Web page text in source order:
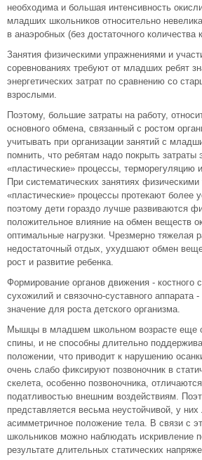
необходима и большая интенсивность
младших школьников относительно
в анаэробных (без достаточного количества
Занятия физическими упражнениями и
соревнованиях требуют от младших ребят
энергетических затрат по сравнению со
взрослыми.
Поэтому, большие затраты на работу,
основного обмена, связанный с ростом
учитывать при организации занятий с
помнить, что ребятам надо покрыть затраты
«пластические» процессы, терморегуляцию
При систематических занятиях
«пластические» процессы протекают более
поэтому дети гораздо лучше развиваются
положительное влияние на обмен веществ
оптимальные нагрузки. Чрезмерно тяжелая
недостаточный отдых, ухудшают обмен
рост и развитие ребенка.
Формирование органов движения - костного
сухожилий и связочно-суставного аппарата
значение для роста детского организма.
Мышцы в младшем школьном возрасте еще
спины, и не способны длительно
положении, что приводит к нарушению
очень слабо фиксируют позвоночник в
скелета, особенно позвоночника,
податливостью внешним воздействиям.
представляется весьма неустойчивой, у них
асимметричное положение тела. В связи с
школьников можно наблюдать искривление
результате длительных статических